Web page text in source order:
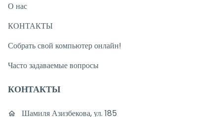
О нас
КОНТАКТЫ
Собрать свой компьютер онлайн!
Часто задаваемые вопросы
КОНТАКТЫ
Шамиля Азизбекова, ул. 185